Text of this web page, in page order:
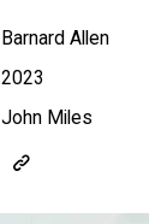
Barnard Allen
2023
John Miles